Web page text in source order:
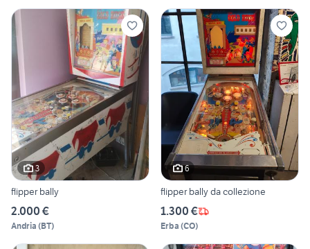
3
flipper bally
2.000 €
Andria (BT)
6
flipper bally da collezione
1.300 €
Erba (CO)